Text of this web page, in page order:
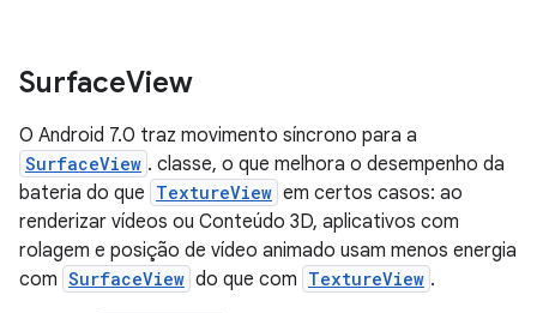
SurfaceView
O Android 7.0 traz movimento síncrono para a
SurfaceView . classe, o que melhora o desempenho da
bateria do que TextureView em certos casos: ao
renderizar vídeos ou Conteúdo 3D, aplicativos com
rolagem e posição de vídeo animado usam menos energia
com SurfaceView do que com TextureView .